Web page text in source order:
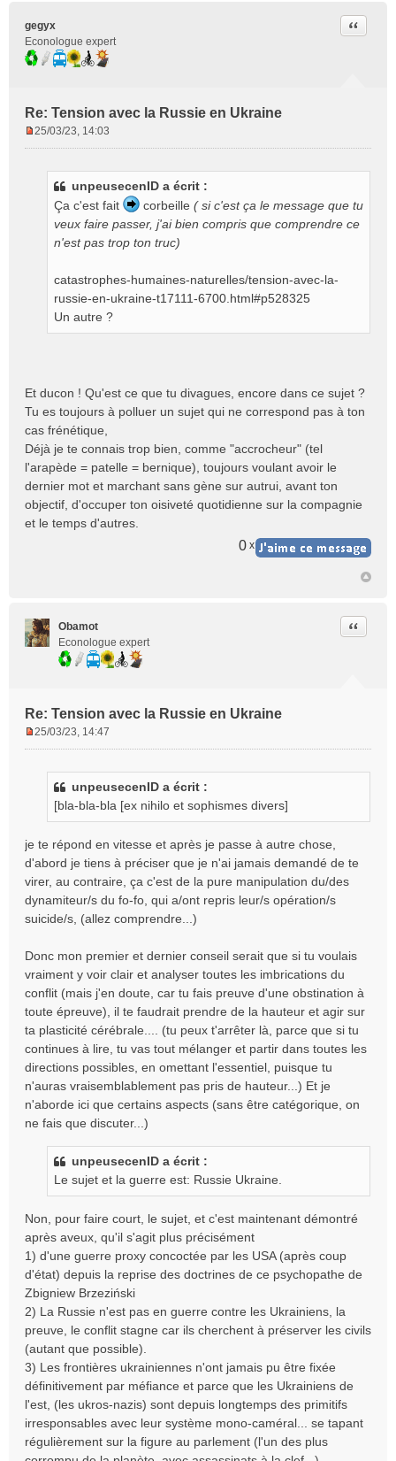
gegyx
Econologue expert
Re: Tension avec la Russie en Ukraine
Citer
25/03/23, 14:03
unpeusecenID a écrit :
Ça c'est fait
corbeille ( si c'est ça le message que tu
veux faire passer, j'ai bien compris que comprendre ce
n'est pas trop ton truc)
catastrophes-humaines-naturelles/tension-avec-la-
russie-en-ukraine-t17111-6700.html#p528325
Un autre ?
Et ducon ! Qu'est ce que tu divagues, encore dans ce sujet ?
Tu es toujours à polluer un sujet qui ne correspond pas à ton
cas frénétique,
Déjà je te connais trop bien, comme "accrocheur" (tel
l'arapède = patelle = bernique), toujours voulant avoir le
dernier mot et marchant sans gène sur autrui, avant ton
objectif, d'occuper ton oisiveté quotidienne sur la compagnie
et le temps d'autres.
0 x
Obamot
Econologue expert
Re: Tension avec la Russie en Ukraine
Citer
e
o
n
l
u
25/03/23, 14:47
unpeusecenID a écrit :
[bla-bla-bla [ex nihilo et sophismes divers]
je te répond en vitesse et après je passe à autre chose,
d'abord je tiens à préciser que je n'ai jamais demandé de te
virer, au contraire, ça c'est de la pure manipulation du/des
dynamiteur/s du fo-fo, qui a/ont repris leur/s opération/s
suicide/s, (allez comprendre...)
Donc mon premier et dernier conseil serait que si tu voulais
vraiment y voir clair et analyser toutes les imbrications du
conflit (mais j'en doute, car tu fais preuve d'une obstination à
toute épreuve), il te faudrait prendre de la hauteur et agir sur
ta plasticité cérébrale.... (tu peux t'arrêter là, parce que si tu
continues à lire, tu vas tout mélanger et partir dans toutes les
directions possibles, en omettant l'essentiel, puisque tu
n'auras vraisemblablement pas pris de hauteur...) Et je
n'aborde ici que certains aspects (sans être catégorique, on
ne fais que discuter...)
unpeusecenID a écrit :
Le sujet et la guerre est: Russie Ukraine.
Non, pour faire court, le sujet, et c'est maintenant démontré
après aveux, qu'il s'agit plus précisément
1) d'une guerre proxy concoctée par les USA (après coup
d'état) depuis la reprise des doctrines de ce psychopathe de
Zbigniew Brzeziński
2) La Russie n'est pas en guerre contre les Ukrainiens, la
preuve, le conflit stagne car ils cherchent à préserver les civils
(autant que possible).
3) Les frontières ukrainiennes n'ont jamais pu être fixée
définitivement par méfiance et parce que les Ukrainiens de
l'est, (les ukros-nazis) sont depuis longtemps des primitifs
irresponsables avec leur système mono-caméral... se tapant
régulièrement sur la figure au parlement (l'un des plus